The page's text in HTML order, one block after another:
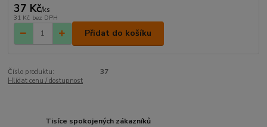
37 Kč/ks
31 Kč bez DPH
Přidat do košíku
Číslo produktu:
37
Hlídat cenu / dostupnost
Tisíce spokojených zákazníků